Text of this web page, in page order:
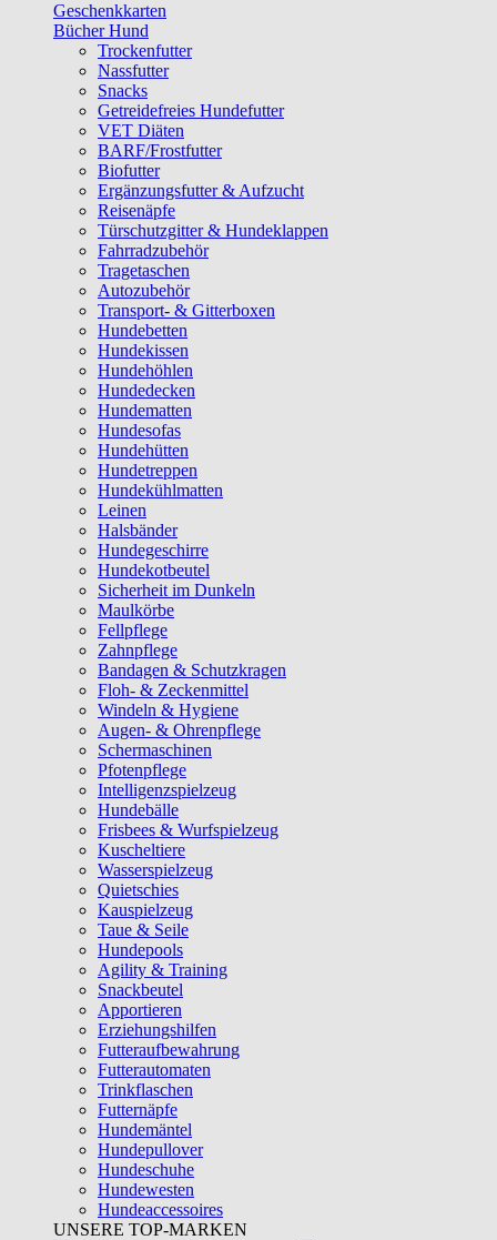
Geschenkkarten
Bücher Hund
Trockenfutter
Nassfutter
Snacks
Getreidefreies Hundefutter
VET Diäten
BARF/Frostfutter
Biofutter
Ergänzungsfutter & Aufzucht
Reisenäpfe
Türschutzgitter & Hundeklappen
Fahrradzubehör
Tragetaschen
Autozubehör
Transport- & Gitterboxen
Hundebetten
Hundekissen
Hundehöhlen
Hundedecken
Hundematten
Hundesofas
Hundehütten
Hundetreppen
Hundekühlmatten
Leinen
Halsbänder
Hundegeschirre
Hundekotbeutel
Sicherheit im Dunkeln
Maulkörbe
Fellpflege
Zahnpflege
Bandagen & Schutzkragen
Floh- & Zeckenmittel
Windeln & Hygiene
Augen- & Ohrenpflege
Schermaschinen
Pfotenpflege
Intelligenzspielzeug
Hundebälle
Frisbees & Wurfspielzeug
Kuscheltiere
Wasserspielzeug
Quietschies
Kauspielzeug
Taue & Seile
Hundepools
Agility & Training
Snackbeutel
Apportieren
Erziehungshilfen
Futteraufbewahrung
Futterautomaten
Trinkflaschen
Futternäpfe
Hundemäntel
Hundepullover
Hundeschuhe
Hundewesten
Hundeaccessoires
UNSERE TOP-MARKEN